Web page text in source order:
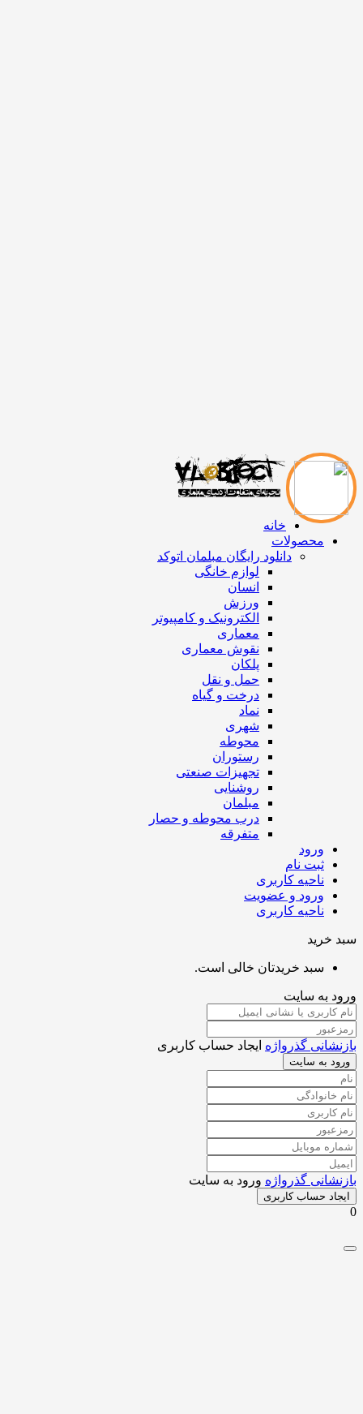
خانه
محصولات
دانلود رایگان مبلمان اتوکد
لوازم خانگی
انسان
ورزش
الکترونیک و کامپیوتر
معماری
نقوش معماری
پلکان
حمل و نقل
درخت و گیاه
نماد
شهری
محوطه
رستوران
تجهیزات صنعتی
روشنایی
مبلمان
درب محوطه و حصار
متفرقه
ورود
ثبت نام
ناحیه کاربری
ورود و عضویت
ناحیه کاربری
سبد خریدتان خالی است.
به سایت
گذرواژه ایجاد حساب کاربری
به سایت
گذرواژه ورود به سایت
حساب کاربری